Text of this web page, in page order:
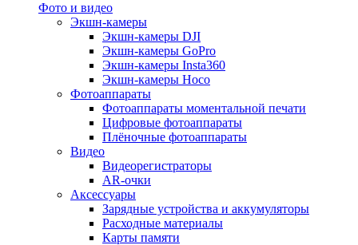
Фото и видео
Экшн-камеры
Экшн-камеры DJI
Экшн-камеры GoPro
Экшн-камеры Insta360
Экшн-камеры Hoco
Фотоаппараты
Фотоаппараты моментальной печати
Цифровые фотоаппараты
Плёночные фотоаппараты
Видео
Видеорегистраторы
AR-очки
Аксессуары
Зарядные устройства и аккумуляторы
Расходные материалы
Карты памяти